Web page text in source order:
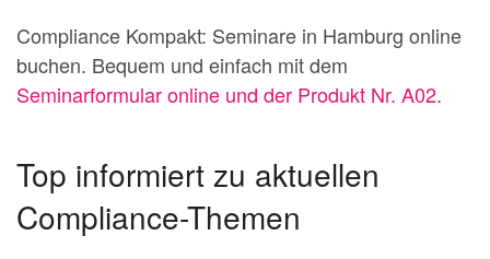
Compliance Kompakt: Seminare in Hamburg online
buchen. Bequem und einfach mit dem
Seminarformular online und der Produkt Nr. A02.
Top informiert zu aktuellen
Compliance-Themen